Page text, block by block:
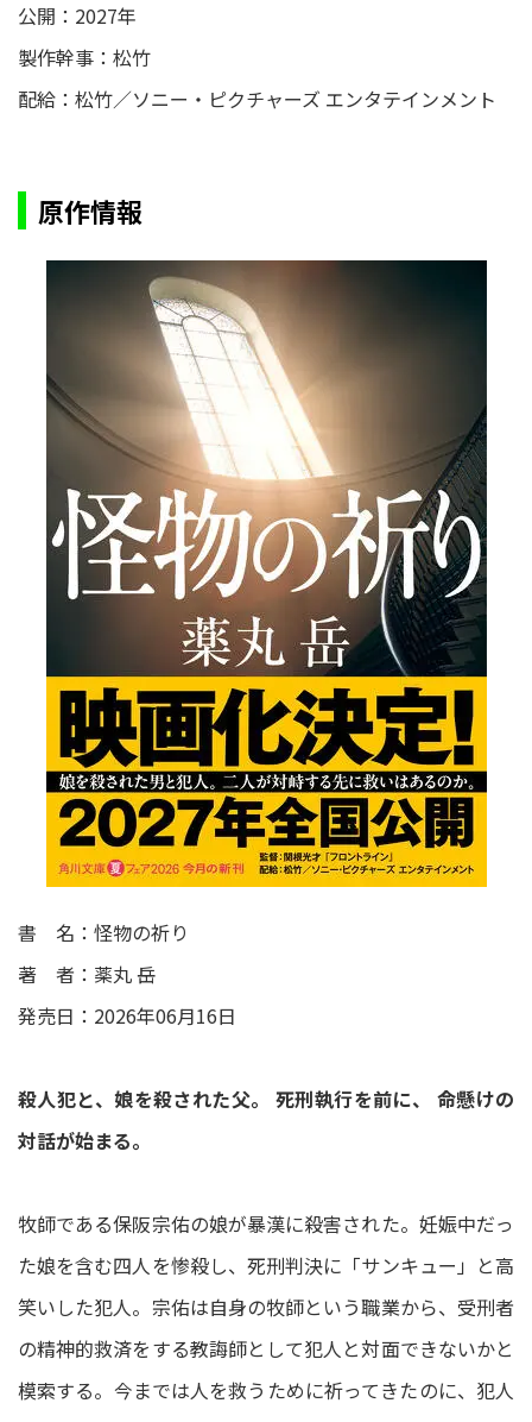
公開：2027年
製作幹事：松竹
配給：松竹／ソニー・ピクチャーズ エンタテインメント
原作情報
書 名：怪物の祈り
著 者：薬丸 岳
発売日：2026年06月16日
殺人犯と、娘を殺された父。 死刑執行を前に、 命懸けの
対話が始まる。
牧師である保阪宗佑の娘が暴漢に殺害された。妊娠中だっ
た娘を含む四人を惨殺し、死刑判決に「サンキュー」と高
笑いした犯人。宗佑は自身の牧師という職業から、受刑者
の精神的救済をする教誨師として犯人と対面できないかと
模索する。今までは人を救うために祈ってきたのに、犯人